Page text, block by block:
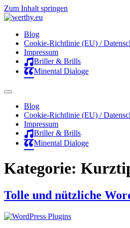
Zum Inhalt springen
Blog
Cookie-Richtlinie (EU) /
Impressum
Briller & Brills
Minental Dialoge
Blog
Cookie-Richtlinie (EU) /
Impressum
Briller & Brills
Minental Dialoge
Kategorie:
Tolle und nützliche